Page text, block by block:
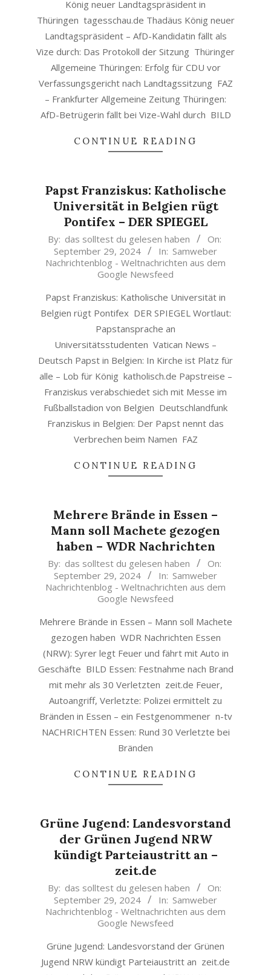
König neuer Landtagspräsident in
Thüringen tagesschau.de Thadäus König neuer
Landtagspräsident – AfD-Kandidatin fällt als
Vize durch: Das Protokoll der Sitzung Thüringer
Allgemeine Thüringen: Erfolg für CDU vor
Verfassungsgericht nach Landtagssitzung FAZ
– Frankfurter Allgemeine Zeitung Thüringen:
AfD-Betrügerin fällt bei Vize-Wahl durch BILD
CONTINUE READING
Papst Franziskus: Katholische
Universität in Belgien rügt
Pontifex – DER SPIEGEL
2024-
29
By: das solltest du gelesen haben
On:
September 29, 2024
In: Samweber
Nachrichtenblog - Weltnachrichten aus dem
Google Newsfeed
Papst Franziskus: Katholische Universität in
Belgien rügt Pontifex DER SPIEGEL Wortlaut:
Papstansprache an
Universitätsstudenten Vatican News –
Deutsch Papst in Belgien: In Kirche ist Platz für
alle – Lob für König katholisch.de Papstreise –
Franziskus verabschiedet sich mit Messe im
Fußballstadion von Belgien Deutschlandfunk
Franziskus in Belgien: Der Papst nennt das
Verbrechen beim Namen FAZ
CONTINUE READING
Mehrere Brände in Essen –
Mann soll Machete gezogen
haben – WDR Nachrichten
2024-
29
By: das solltest du gelesen haben
On:
September 29, 2024
In: Samweber
Nachrichtenblog - Weltnachrichten aus dem
Google Newsfeed
Mehrere Brände in Essen – Mann soll Machete
gezogen haben WDR Nachrichten Essen
(NRW): Syrer legt Feuer und fährt mit Auto in
Geschäfte BILD Essen: Festnahme nach Brand
mit mehr als 30 Verletzten zeit.de Feuer,
Autoangriff, Verletzte: Polizei ermittelt zu
Bränden in Essen – ein Festgenommener n-tv
NACHRICHTEN Essen: Rund 30 Verletzte bei
Bränden
CONTINUE READING
Grüne Jugend: Landesvorstand
der Grünen Jugend NRW
kündigt Parteiaustritt an –
zeit.de
2024-
29
By: das solltest du gelesen haben
On:
September 29, 2024
In: Samweber
Nachrichtenblog - Weltnachrichten aus dem
Google Newsfeed
Grüne Jugend: Landesvorstand der Grünen
Jugend NRW kündigt Parteiaustritt an zeit.de